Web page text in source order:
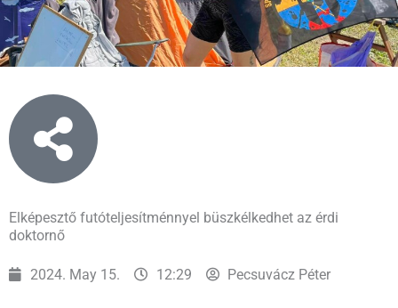
Elképesztő futóteljesítménnyel büszkélkedhet az érdi
doktornő
2024. May 15. 12:29 Pecsuvácz Péter